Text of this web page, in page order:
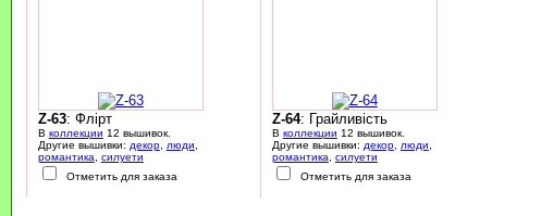
Z-63: Флірт
В коллекции 12 вышивок.
Другие вышивки: декор, люди
романтика
силуети
Отметить для заказа
Z-64: Грайливість
В коллекции 12 вышивок.
Другие вышивки: декор, люди
романтика
силуети
Отметить для заказа